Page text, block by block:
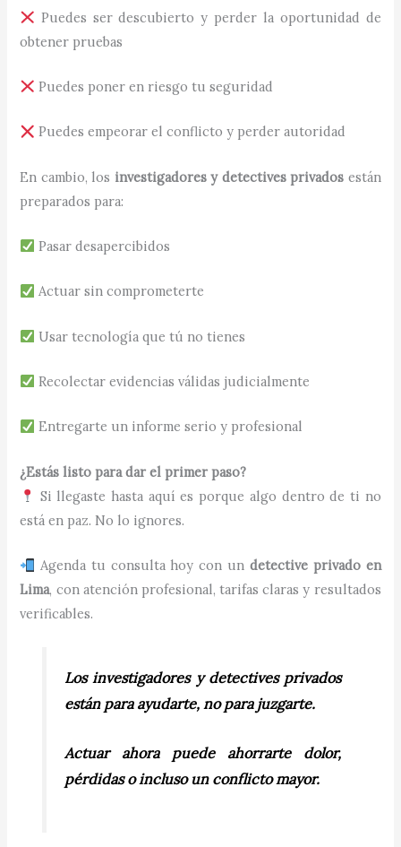
Puedes ser descubierto y perder la oportunidad de
obtener pruebas
Puedes poner en riesgo tu seguridad
Puedes empeorar el conflicto y perder autoridad
En cambio, los investigadores y detectives privados están
preparados para:
Pasar desapercibidos
Actuar sin comprometerte
Usar tecnología que tú no tienes
Recolectar evidencias válidas judicialmente
Entregarte un informe serio y profesional
¿Estás listo para dar el primer paso?
Si llegaste hasta aquí es porque algo dentro de ti no
está en paz. No lo ignores.
Agenda tu consulta hoy con un detective privado en
Lima, con atención profesional, tarifas claras y resultados
verificables.
Los investigadores y detectives privados
están para ayudarte, no para juzgarte.
Actuar ahora puede ahorrarte dolor,
pérdidas o incluso un conflicto mayor.